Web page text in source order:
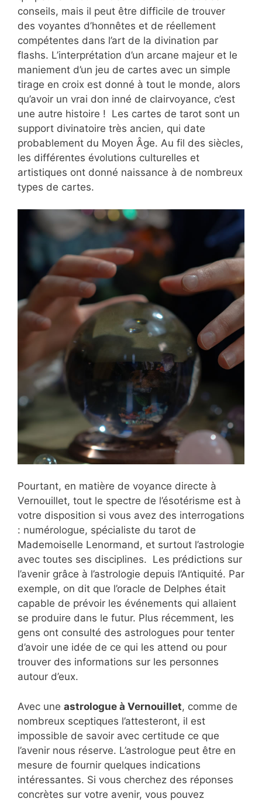
conseils, mais il peut être difficile de trouver
des voyantes d’honnêtes et de réellement
compétentes dans l’art de la divination par
flashs. L’interprétation d’un arcane majeur et le
maniement d’un jeu de cartes avec un simple
tirage en croix est donné à tout le monde, alors
qu’avoir un vrai don inné de clairvoyance, c’est
une autre histoire ! Les cartes de tarot sont un
support divinatoire très ancien, qui date
probablement du Moyen Âge. Au fil des siècles,
les différentes évolutions culturelles et
artistiques ont donné naissance à de nombreux
types de cartes.
Pourtant, en matière de voyance directe à
Vernouillet, tout le spectre de l’ésotérisme est à
votre disposition si vous avez des interrogations
: numérologue, spécialiste du tarot de
Mademoiselle Lenormand, et surtout l’astrologie
avec toutes ses disciplines. Les prédictions sur
l’avenir grâce à l’astrologie depuis l’Antiquité. Par
exemple, on dit que l’oracle de Delphes était
capable de prévoir les événements qui allaient
se produire dans le futur. Plus récemment, les
gens ont consulté des astrologues pour tenter
d’avoir une idée de ce qui les attend ou pour
trouver des informations sur les personnes
autour d’eux.
Avec une astrologue à Vernouillet, comme de
nombreux sceptiques l’attesteront, il est
impossible de savoir avec certitude ce que
l’avenir nous réserve. L’astrologue peut être en
mesure de fournir quelques indications
intéressantes. Si vous cherchez des réponses
concrètes sur votre avenir, vous pouvez